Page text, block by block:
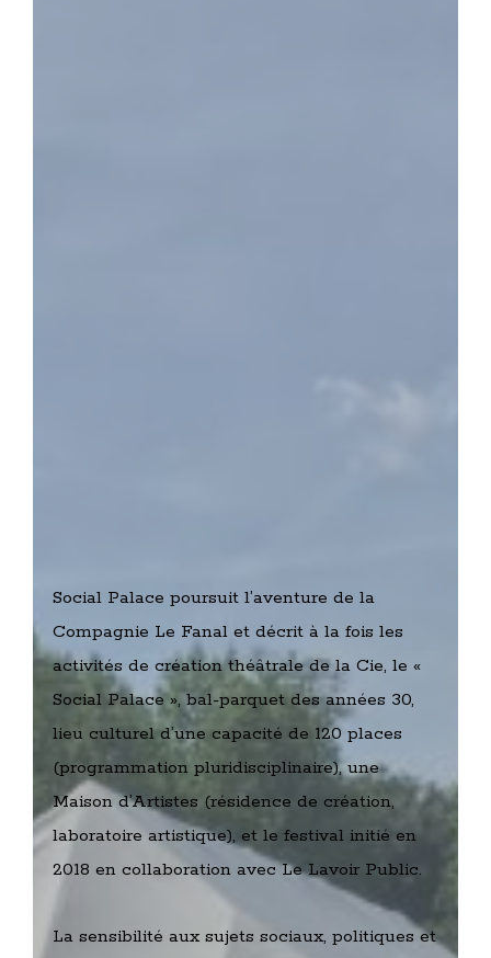
Social Palace poursuit l’aventure de la
Compagnie Le Fanal et décrit à la fois les
activités de création théâtrale de la Cie, le «
Social Palace », bal-parquet des années 30,
lieu culturel d’une capacité de 120 places
(programmation pluridisciplinaire), une
Maison d’Artistes (résidence de création,
laboratoire artistique), et le festival initié en
2018 en collaboration avec Le Lavoir Public.
La sensibilité aux sujets sociaux, politiques et